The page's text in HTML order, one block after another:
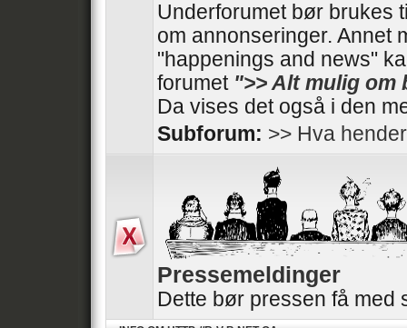
Underforumet bør brukes
om annonseringer. Annet
"happenings and news"
forumet ">> Alt mulig
Da vises det også i den
Subforum: >> Hva
Pressemeldinger
Dette bør pressen få med